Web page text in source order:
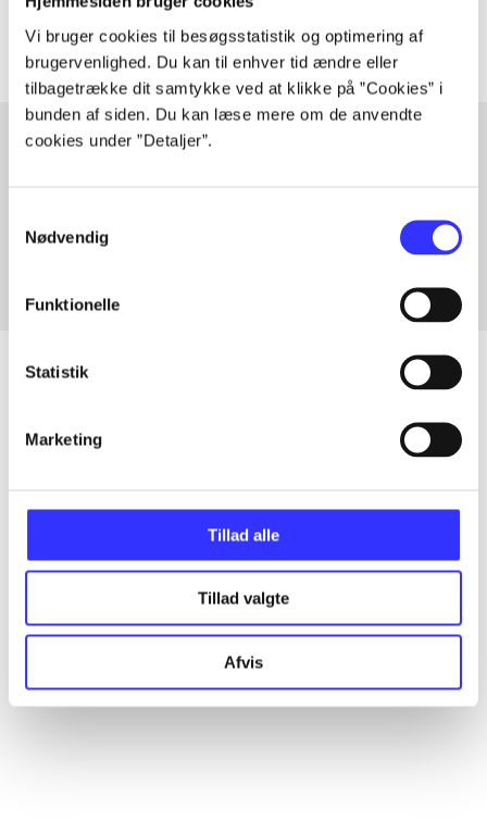
Vi bruger cookies til besøgsstatistik og optimering af
brugervenlighed. Du kan til enhver tid ændre eller
tilbagetrække dit samtykke ved at klikke på ”Cookies” i
bunden af siden. Du kan læse mere om de anvendte
cookies under ”Detaljer”.
Nødvendig
Funktionelle
Statistik
Marketing
Tillad alle
Tillad valgte
Afvis
Artikler